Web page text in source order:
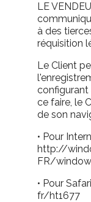
LE
à des
réquisition
Le Client
configurant
ce faire, le
de son
• Pour
http://
FR/
• Pour
fr/ht1677